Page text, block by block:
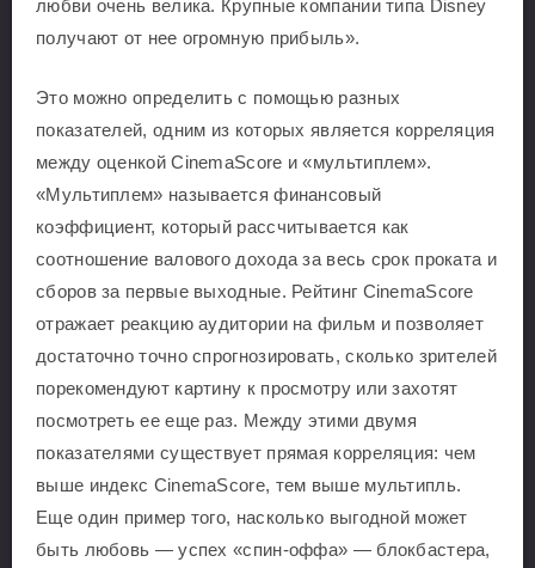
любви очень велика. Крупные компании типа Disney
получают от нее огромную прибыль».
Это можно определить с помощью разных
показателей, одним из которых является корреляция
между оценкой CinemaScore и «мультиплем».
«Мультиплем» называется финансовый
коэффициент, который рассчитывается как
соотношение валового дохода за весь срок проката и
сборов за первые выходные. Рейтинг CinemaScore
отражает реакцию аудитории на фильм и позволяет
достаточно точно спрогнозировать, сколько зрителей
порекомендуют картину к просмотру или захотят
посмотреть ее еще раз. Между этими двумя
показателями существует прямая корреляция: чем
выше индекс CinemaScore, тем выше мультипль.
Еще один пример того, насколько выгодной может
быть любовь — успех «спин-оффа» — блокбастера,